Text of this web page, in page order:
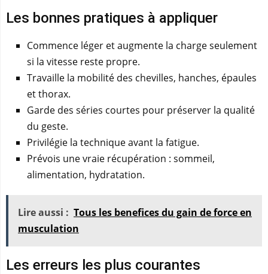
Les bonnes pratiques à appliquer
Commence léger et augmente la charge seulement
si la vitesse reste propre.
Travaille la mobilité des chevilles, hanches, épaules
et thorax.
Garde des séries courtes pour préserver la qualité
du geste.
Privilégie la technique avant la fatigue.
Prévois une vraie récupération : sommeil,
alimentation, hydratation.
Lire aussi : Tous les benefices du gain de force en
musculation
Les erreurs les plus courantes